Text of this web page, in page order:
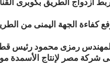
كفاءة الجهة اليمنى من
رمزى محمود رئيس
شركة مصر لإنتاج الأسمدة